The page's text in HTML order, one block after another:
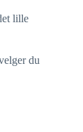
lille
du